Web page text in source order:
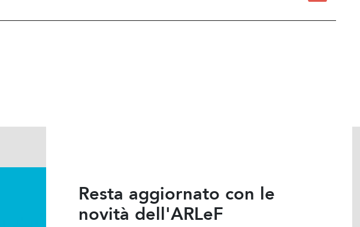
Resta aggiornato con le
novità dell'ARLeF